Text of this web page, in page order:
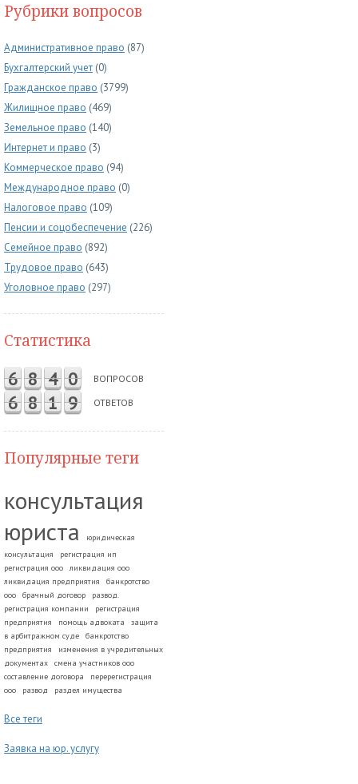
Рубрики вопросов
Административное право (87)
Бухгалтерский учет (0)
Гражданское право (3799)
Жилищное право (469)
Земельное право (140)
Интернет и право (3)
Коммерческое право (94)
Международное право (0)
Налоговое право (109)
Пенсии и соцобеспечение (226)
Семейное право (892)
Трудовое право (643)
Уголовное право (297)
Статистика
6 8 4 0 ВОПРОСОВ
6 8 1 9 ОТВЕТОВ
Популярные теги
консультация
юриста
юридическая
консультация
регистрация ип
регистрация ооо
ликвидация ооо
ликвидация предприятия
банкротство
ооо
брачный договор
развод.
регистрация компании
регистрация
предприятия
помощь адвоката
защита
в арбитражном суде
банкротство
предприятия
изменения в учредительных
документах
смена участников ооо
составление договора
перерегистрация
ооо
развод раздел имущества
Все теги
Заявка на юр. услугу